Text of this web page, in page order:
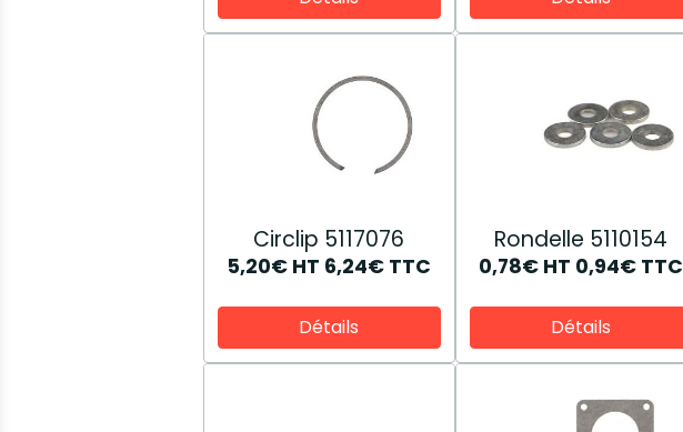
Circlip 5117076
5,20€ HT 6,24€ TTC
Détails
Rondelle 5110154
0,78€ HT 0,94€ TTC
Détails